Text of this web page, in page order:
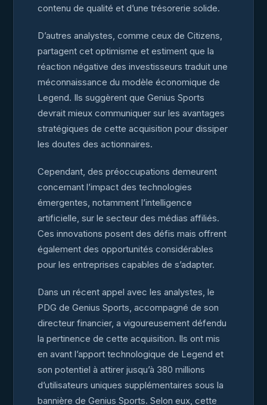
contenu de qualité et d’une trésorerie solide.
D’autres analystes, comme ceux de Citizens,
partagent cet optimisme et estiment que la
réaction négative des investisseurs traduit une
méconnaissance du modèle économique de
Legend. Ils suggèrent que Genius Sports
devrait mieux communiquer sur les avantages
stratégiques de cette acquisition pour dissiper
les doutes des actionnaires.
Cependant, des préoccupations demeurent
concernant l’impact des technologies
émergentes, notamment l’intelligence
artificielle, sur le secteur des médias affiliés.
Ces innovations posent des défis mais offrent
également des opportunités considérables
pour les entreprises capables de s’adapter.
Dans un récent appel avec les analystes, le
PDG de Genius Sports, accompagné de son
directeur financier, a vigoureusement défendu
la pertinence de cette acquisition. Ils ont mis
en avant l’apport technologique de Legend et
son potentiel à attirer jusqu’à 380 millions
d’utilisateurs uniques supplémentaires sous la
bannière de Genius Sports. Selon eux, cette